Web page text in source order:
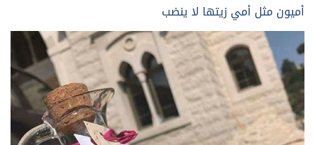
أميون مثل أمي زيتها لا ينضب